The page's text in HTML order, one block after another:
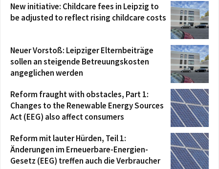
New initiative: Childcare fees in Leipzig to
be adjusted to reflect rising childcare costs
Neuer Vorstoß: Leipziger Elternbeiträge
sollen an steigende Betreuungskosten
angeglichen werden
Reform fraught with obstacles, Part 1:
Changes to the Renewable Energy Sources
Act (EEG) also affect consumers
Reform mit lauter Hürden, Teil 1:
Änderungen im Erneuerbare-Energien-
Gesetz (EEG) treffen auch die Verbraucher